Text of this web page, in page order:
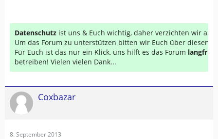
Datenschutz ist uns & Euch wichtig, daher verzichten wir auf
Um das Forum zu unterstützen bitten wir Euch über diesen
Für Euch ist das nur ein Klick, uns hilft es das Forum
betreiben! Vielen vielen Dank...
Coxbazar
8. September 2013